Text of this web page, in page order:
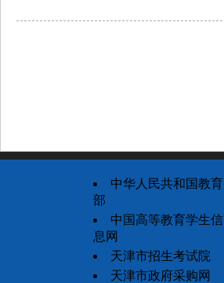
中华人民共和国教育
部
中国高等教育学生信
息网
天津市招生考试院
天津市政府采购网